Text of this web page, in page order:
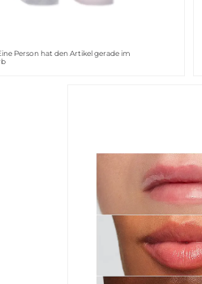
Person hat den Artikel gerade im